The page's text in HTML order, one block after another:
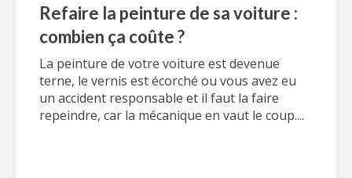
Refaire la peinture de sa voiture :
combien ça coûte ?
La peinture de votre voiture est devenue
terne, le vernis est écorché ou vous avez eu
un accident responsable et il faut la faire
repeindre, car la mécanique en vaut le coup....